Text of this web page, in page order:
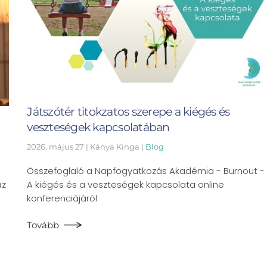
Játszótér titokzatos szerepe a kiégés és
veszteségek kapcsolatában
2026. május 27 | Kánya Kinga | Blog
Összefoglaló a Napfogyatkozás Akadémia - Burnout -
A kiégés és a veszteségek kapcsolata online
konferenciájáról
Tovább